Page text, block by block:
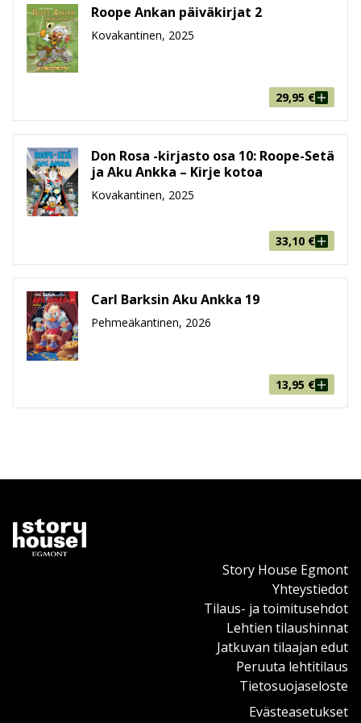
1980-luku
Aku Ankka: Mestarivalokuvaajana
Aku Ankka ja Oraakkeli
Roope-setä: Uusii rahasäiliönsä
Karhukopla: Runsaudenpula
Roope-setä: Pilvikaupunki
Aku Ankka: Onnettaren suosikki
vähemmällä
Mikki Hiiri: Unelmaloma
Roope-setä: Kutistuva kitupiikki
Mikki Hiiri: Vorot vesipuistossa
Augustus Ankka: Hänen ylhäisyytensö pikkuveikko
Roope-setä: Jättiläistomaatin hyökkäys
Mikki Hiiri: Ystävyyden varjo
Mikki Hiiri: Erämaan sankarit
Iines Ankka: Olipa kerran... jos toisenkin
Roope Ankan päiväkirjat 2
Kovakantinen, 2025
29,95 €
Don Rosa -kirjasto osa 10: Roope-Setä
ja Aku Ankka – Kirje kotoa
Kovakantinen, 2025
33,10 €
Carl Barksin Aku Ankka 19
Pehmeäkantinen, 2026
13,95 €
Story House Egmont
Yhteystiedot
Tilaus- ja toimitusehdot
Lehtien tilaushinnat
Jatkuvan tilaajan edut
Peruuta lehtitilaus
Tietosuojaseloste
Evästeasetukset